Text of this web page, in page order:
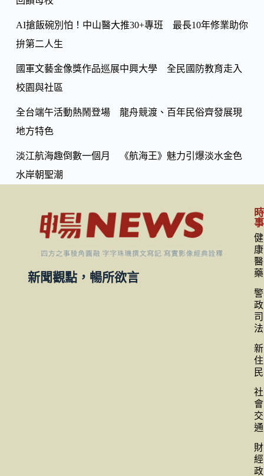
k
AI搶飯碗別怕！中山醫大推30+專班 最長10年修業助你
拚第二人生
國軍文藝金像獎作品巡展中興大學 全民國防教育走入
校園與社區
全台端午活動熱鬧登場 龍舟競渡、百年民俗齊發展現
地方特色
淡江航海趣倒數一個月 《航海王》魅力引爆淡水金色
水岸朝聖潮
新聞觀點，暢所欲言
時
事
健
康
醫
藥
警
政
司
法
新
住
民
社
會
交
通
財
經
政